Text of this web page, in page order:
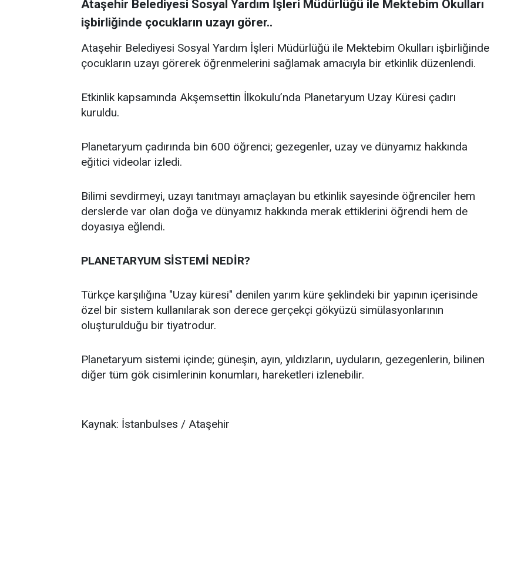
Ataşehir Belediyesi Sosyal Yardım İşleri Müdürlüğü ile Mektebim Okulları
işbirliğinde çocukların uzayı görer..
Ataşehir Belediyesi Sosyal Yardım İşleri Müdürlüğü ile Mektebim Okulları işbirliğinde
çocukların uzayı görerek öğrenmelerini sağlamak amacıyla bir etkinlik düzenlendi.
Etkinlik kapsamında Akşemsettin İlkokulu’nda Planetaryum Uzay Küresi çadırı
kuruldu.
Planetaryum çadırında bin 600 öğrenci; gezegenler, uzay ve dünyamız hakkında
eğitici videolar izledi.
Bilimi sevdirmeyi, uzayı tanıtmayı amaçlayan bu etkinlik sayesinde öğrenciler hem
derslerde var olan doğa ve dünyamız hakkında merak ettiklerini öğrendi hem de
doyasıya eğlendi.
PLANETARYUM SİSTEMİ NEDİR?
Türkçe karşılığına "Uzay küresi" denilen yarım küre şeklindeki bir yapının içerisinde
özel bir sistem kullanılarak son derece gerçekçi gökyüzü simülasyonlarının
oluşturulduğu bir tiyatrodur.
Planetaryum sistemi içinde; güneşin, ayın, yıldızların, uyduların, gezegenlerin, bilinen
diğer tüm gök cisimlerinin konumları, hareketleri izlenebilir.
Kaynak: İstanbulses / Ataşehir